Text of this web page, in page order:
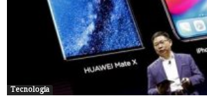
Tecnologia